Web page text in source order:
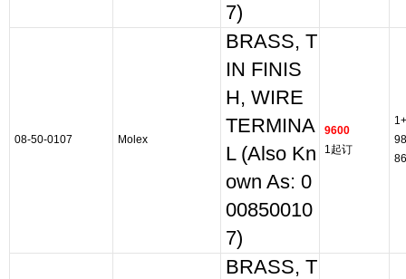
7)
08-50-0107 Molex
BRASS, T
IN FINIS
H, WIRE
TERMINA
L (Also Kn
own As: 0
00850010
7)
9600
1起订
1+
BRASS, T